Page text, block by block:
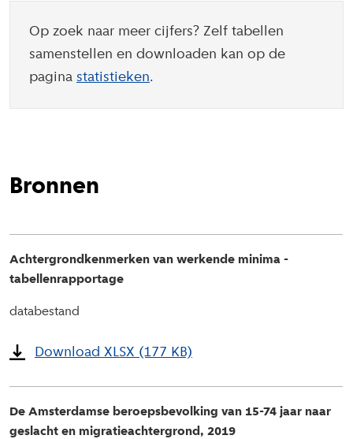
Op zoek naar meer cijfers? Zelf tabellen
samenstellen en downloaden kan op de
pagina statistieken.
Bronnen
Achtergrondkenmerken van werkende minima -
tabellenrapportage
databestand
Download XLSX (177 KB)
De Amsterdamse beroepsbevolking van 15-74 jaar naar
geslacht en migratieachtergrond, 2019